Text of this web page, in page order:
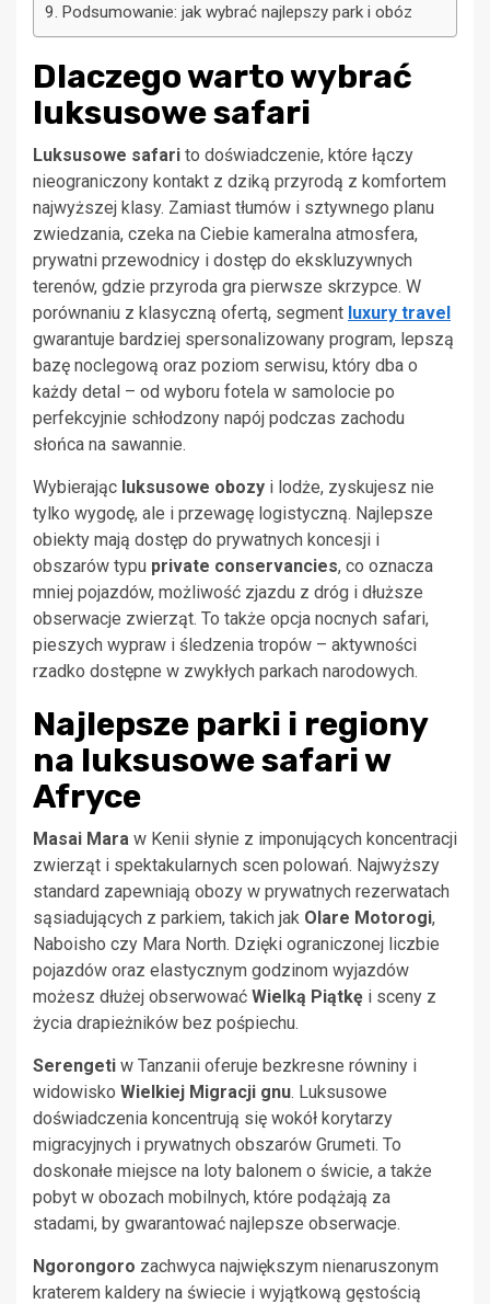
Podsumowanie: jak wybrać najlepszy park i obóz
Dlaczego warto wybrać
luksusowe safari
Luksusowe safari to doświadczenie, które łączy
nieograniczony kontakt z dziką przyrodą z komfortem
najwyższej klasy. Zamiast tłumów i sztywnego planu
zwiedzania, czeka na Ciebie kameralna atmosfera,
prywatni przewodnicy i dostęp do ekskluzywnych
terenów, gdzie przyroda gra pierwsze skrzypce. W
porównaniu z klasyczną ofertą, segment luxury travel
gwarantuje bardziej spersonalizowany program, lepszą
bazę noclegową oraz poziom serwisu, który dba o
każdy detal – od wyboru fotela w samolocie po
perfekcyjnie schłodzony napój podczas zachodu
słońca na sawannie.
Wybierając luksusowe obozy i lodże, zyskujesz nie
tylko wygodę, ale i przewagę logistyczną. Najlepsze
obiekty mają dostęp do prywatnych koncesji i
obszarów typu private conservancies, co oznacza
mniej pojazdów, możliwość zjazdu z dróg i dłuższe
obserwacje zwierząt. To także opcja nocnych safari,
pieszych wypraw i śledzenia tropów – aktywności
rzadko dostępne w zwykłych parkach narodowych.
Najlepsze parki i regiony
na luksusowe safari w
Afryce
Masai Mara w Kenii słynie z imponujących koncentracji
zwierząt i spektakularnych scen polowań. Najwyższy
standard zapewniają obozy w prywatnych rezerwatach
sąsiadujących z parkiem, takich jak Olare Motorogi,
Naboisho czy Mara North. Dzięki ograniczonej liczbie
pojazdów oraz elastycznym godzinom wyjazdów
możesz dłużej obserwować Wielką Piątkę i sceny z
życia drapieżników bez pośpiechu.
Serengeti w Tanzanii oferuje bezkresne równiny i
widowisko Wielkiej Migracji gnu. Luksusowe
doświadczenia koncentrują się wokół korytarzy
migracyjnych i prywatnych obszarów Grumeti. To
doskonałe miejsce na loty balonem o świcie, a także
pobyt w obozach mobilnych, które podążają za
stadami, by gwarantować najlepsze obserwacje.
Ngorongoro zachwyca największym nienaruszonym
kraterem kaldery na świecie i wyjątkową gęstością